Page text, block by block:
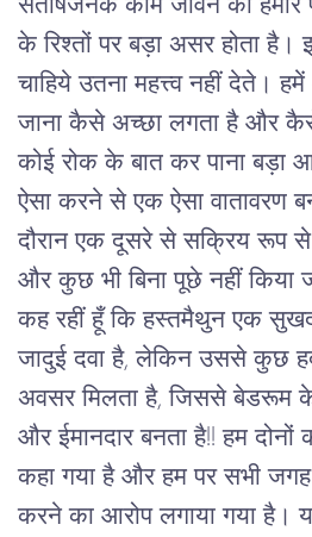
संतोषजनक काम जीवन का
के रिश्तों पर बड़ा असर होता है।
चाहिये उतना महत्त्व नहीं देते।
जाना कैसे अच्छा लगता है और कैसे
कोई रोक के बात कर पाना बड़ा
ऐसा करने से एक ऐसा वातावरण
दौरान एक दूसरे से सक्रिय रूप से
और कुछ भी बिना पूछे नहीं किया
कह रहीं हूँ कि हस्तमैथुन एक
जादुई दवा है, लेकिन उससे कुछ
अवसर मिलता है, जिससे बेडरूम के
और ईमानदार बनता है!! हम दोनों
कहा गया है और हम पर सभी जगह
करने का आरोप लगाया गया है।